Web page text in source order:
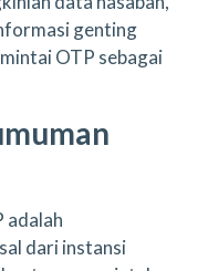
genting
OTP sebagai
adalah
dari instansi